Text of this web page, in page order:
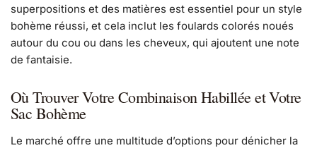
superpositions et des matières est essentiel pour un style
bohème réussi, et cela inclut les foulards colorés noués
autour du cou ou dans les cheveux, qui ajoutent une note
de fantaisie.
Où Trouver Votre Combinaison Habillée et Votre
Sac Bohème
Le marché offre une multitude d’options pour dénicher la